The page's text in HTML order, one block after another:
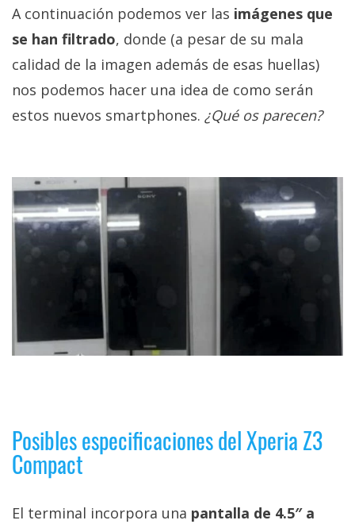
comparativas,
trucos y
tutoriales.
El Grupo
Informático
(CC) 2006-
2026.Algunos
A continuación podemos ver las imágenes que
se han filtrado, donde (a pesar de su mala
calidad de la imagen además de esas huellas)
nos podemos hacer una idea de como serán
estos nuevos smartphones. ¿Qué os parecen?
Posibles especificaciones del Xperia Z3
Compact
El terminal incorpora una pantalla de 4.5″ a